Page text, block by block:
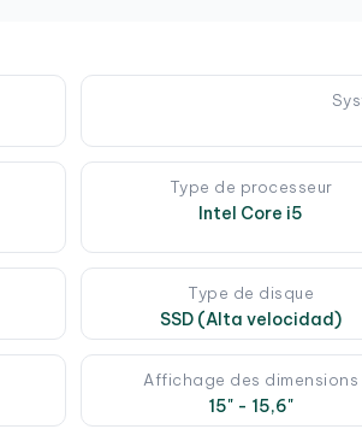
Type de processeur
Intel Core i5
Type de disque
SSD (Alta velocidad)
Affichage des dimensions
15" - 15,6"